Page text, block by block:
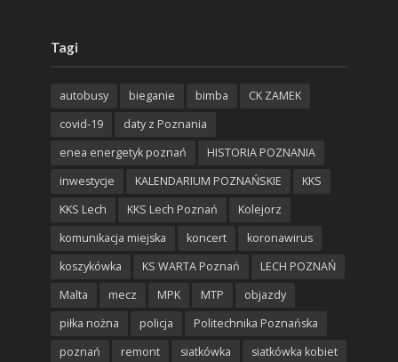
Tagi
autobusy bieganie bimba
CK ZAMEK
covid-19
daty z Poznania
enea energetyk poznań
HISTORIA POZNANIA
inwestycje
KALENDARIUM POZNAŃSKIE
KKS
KKS Lech
KKS Lech Poznań
Kolejorz
komunikacja miejska
koncert
koronawirus
koszykówka
KS WARTA Poznań
LECH POZNAŃ
Malta
mecz MPK MTP
objazdy
piłka nożna
policja
Politechnika Poznańska
poznań
remont siatkówka siatkówka kobiet